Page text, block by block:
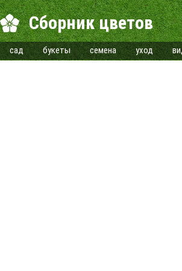
Сборник цветов
сад букеты семена уход